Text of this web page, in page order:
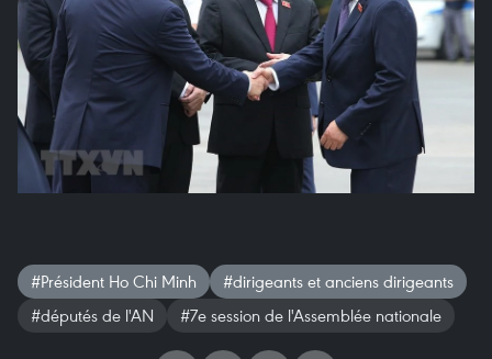
#Président Ho Chi Minh
#dirigeants et anciens dirigeants
#députés de l'AN
#7e session de l'Assemblée nationale